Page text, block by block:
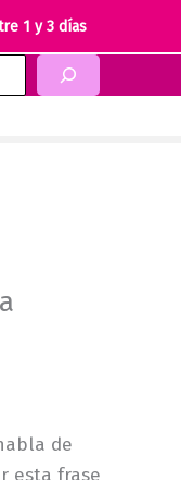
1 y 3 días
de
esta frase